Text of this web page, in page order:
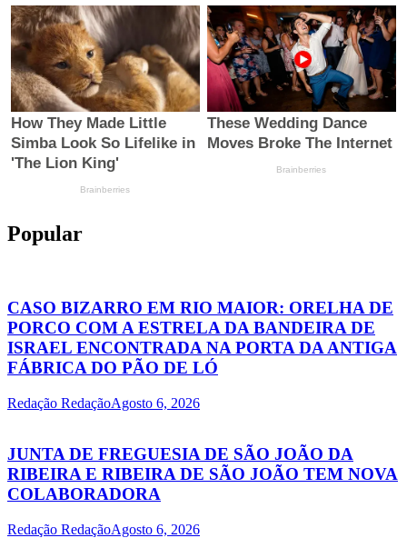
Popular
CASO BIZARRO EM RIO MAIOR: ORELHA DE
PORCO COM A ESTRELA DA BANDEIRA DE
ISRAEL ENCONTRADA NA PORTA DA ANTIGA
FÁBRICA DO PÃO DE LÓ
Redação RedaçãoAgosto 6, 2026
JUNTA DE FREGUESIA DE SÃO JOÃO DA
RIBEIRA E RIBEIRA DE SÃO JOÃO TEM NOVA
COLABORADORA
Redação RedaçãoAgosto 6, 2026